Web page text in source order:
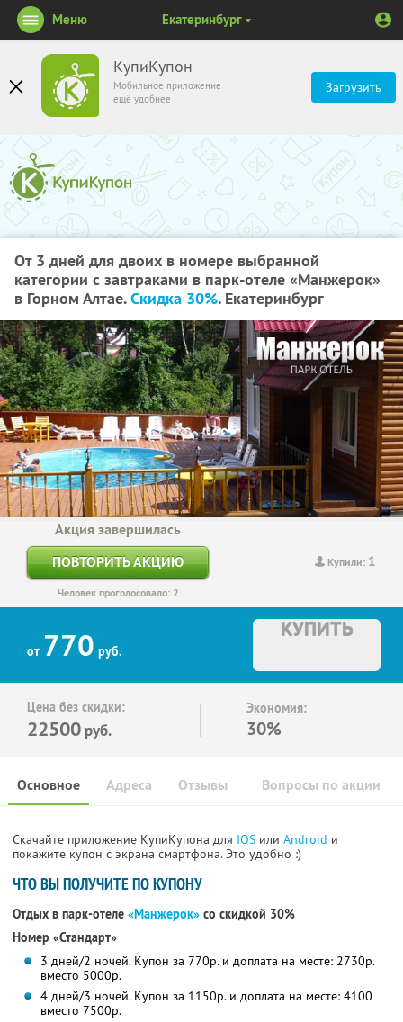
КупиКупон
Мобильное приложение
ещё удобнее
Загрузить
Меню Екатеринбург
От 3 дней для двоих в номере выбранной
категории с завтраками в парк-отеле «Манжерок»
в Горном Алтае.Скидка 30%. Екатеринбург
Купили: 1
Акция завершилась
ПОВТОРИТЬ АКЦИЮ
Человек проголосовало: 2
от 770 руб.
КУПИТЬ
Цена без скидки:
22500 руб.
Экономия:
30%
Основное Отзывы Вопросы по акции
Адреса
Скачайте приложение КупиКупона для IOS или Android и
покажите купон с экрана смартфона. Это удобно :)
ЧТО ВЫ ПОЛУЧИТЕ ПО КУПОНУ
Отдых в парк-отеле «Манжерок» со скидкой 30%
Номер «Стандарт»
3 дней/2 ночей. Купон за 770р. и доплата на месте: 2730р.
вместо 5000р.
4 дней/3 ночей. Купон за 1150р. и доплата на месте: 4100
вместо 7500р.